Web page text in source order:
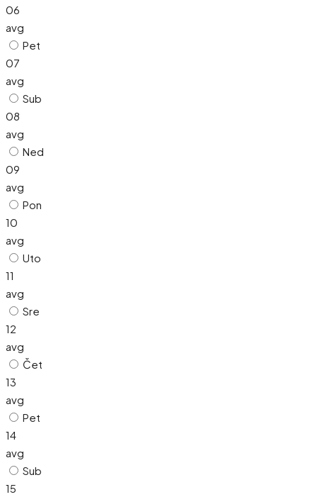
06
avg
Pet
07
avg
Sub
08
avg
Ned
09
avg
Pon
10
avg
Uto
11
avg
Sre
12
avg
Čet
13
avg
Pet
14
avg
Sub
15